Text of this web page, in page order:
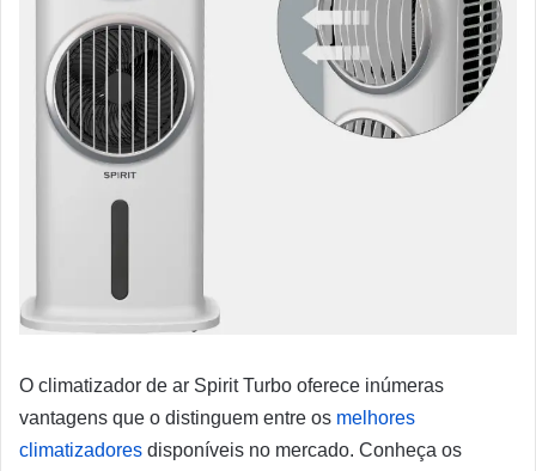
O climatizador de ar Spirit Turbo oferece inúmeras
vantagens que o distinguem entre os melhores
climatizadores disponíveis no mercado. Conheça os